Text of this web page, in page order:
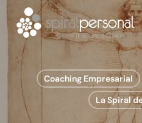
to
main
content
Coaching Empresarial
La Spiral